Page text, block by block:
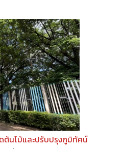
ต้นไม้และปรับปรุงภูมิทัศน์